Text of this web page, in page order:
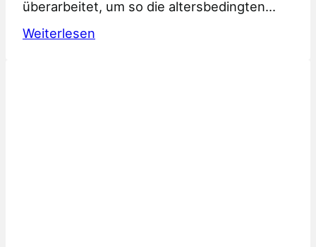
überarbeitet, um so die altersbedingten…
Weiterlesen